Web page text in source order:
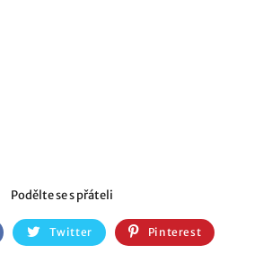
Podělte se s přáteli
Twitter Pinterest